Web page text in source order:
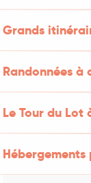
Grands
Randonnées
Le Tour du Lot